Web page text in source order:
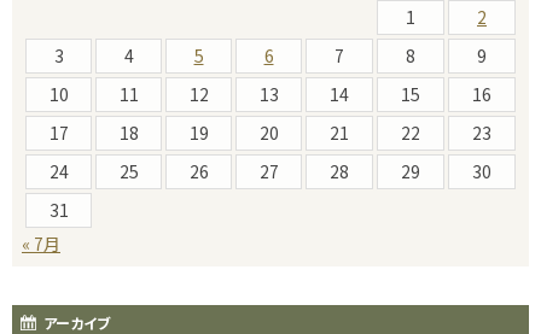
1
2
3
4 5 6 7 8
9
10
11 12 13 14 15
16
17
18 19 20 21 22
23
24
25 26 27 28 29
30
31
« 7月
アーカイブ